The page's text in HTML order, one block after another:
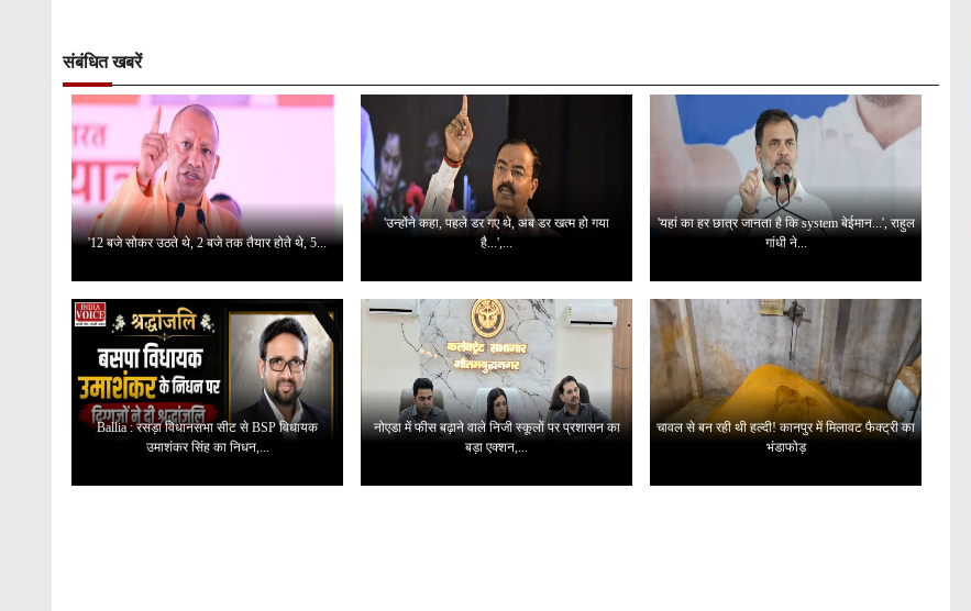
संबंधित खबरें
'12 बजे सोकर उठते थे, 2 बजे तक तैयार होते थे, 5...
'उन्होंने कहा, पहले डर गए थे, अब डर खत्म हो गया
है...',...
'यहां का हर छात्र जानता है कि system बेईमान...', राहुल
गांधी ने...
Ballia : रसड़ा विधानसभा सीट से BSP विधायक
उमाशंकर सिंह का निधन,...
नोएडा में फीस बढ़ाने वाले निजी स्कूलों पर प्रशासन का
बड़ा एक्शन,...
चावल से बन रही थी हल्दी! कानपुर में मिलावट फैक्ट्री का
भंडाफोड़